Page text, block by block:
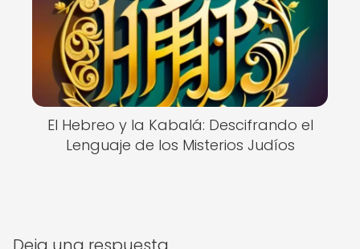
El Hebreo y la Kabalá: Descifrando el
Lenguaje de los Misterios Judíos